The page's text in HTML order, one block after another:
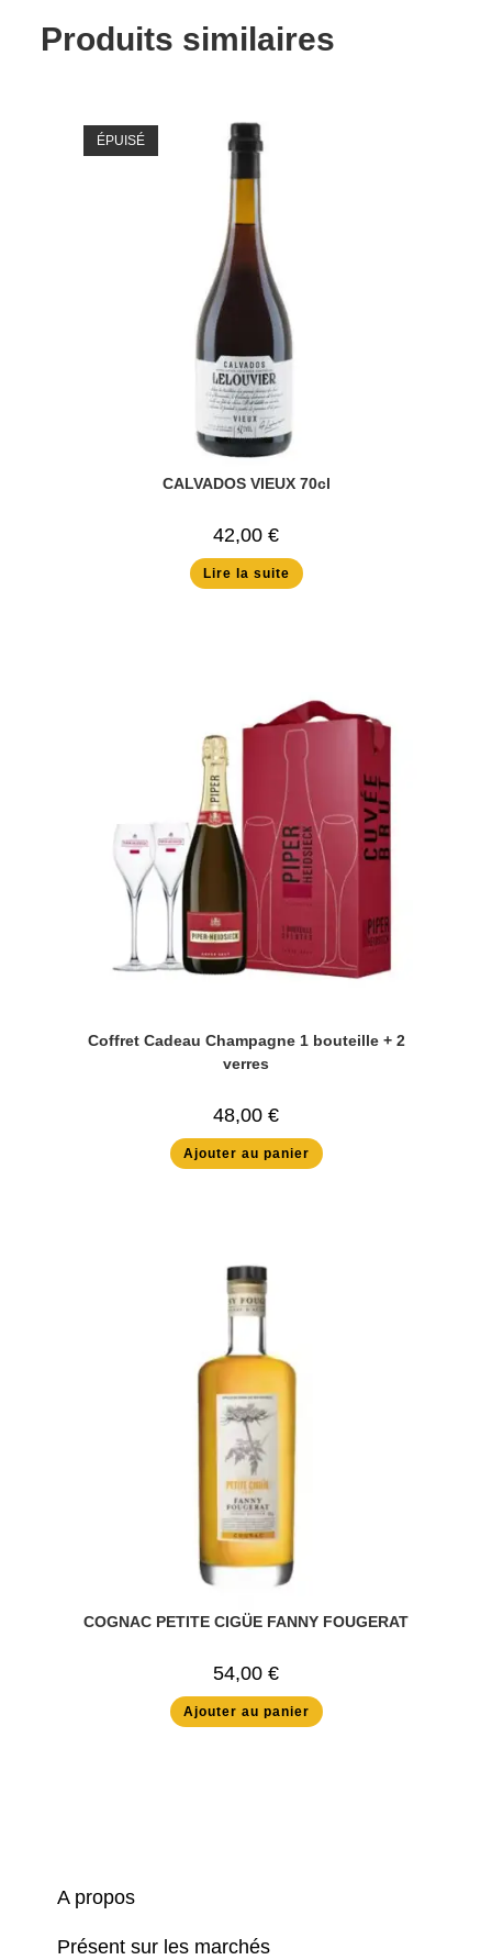
Produits similaires
ÉPUISÉ
CALVADOS VIEUX 70cl
42,00 €
Lire la suite
Coffret Cadeau Champagne 1 bouteille + 2
verres
48,00 €
Ajouter au panier
COGNAC PETITE CIGÜE FANNY FOUGERAT
54,00 €
Ajouter au panier
A propos
Présent sur les marchés